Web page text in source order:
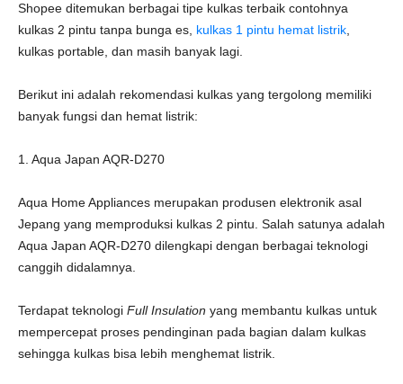
Shopee ditemukan berbagai tipe kulkas terbaik contohnya
kulkas 2 pintu tanpa bunga es, kulkas 1 pintu hemat listrik
kulkas portable, dan masih banyak lagi.
Berikut ini adalah rekomendasi kulkas yang tergolong memiliki
banyak fungsi dan hemat listrik:
1. Aqua Japan AQR-D270
Aqua Home Appliances merupakan produsen elektronik asal
Jepang yang memproduksi kulkas 2 pintu. Salah satunya adalah
Aqua Japan AQR-D270 dilengkapi dengan berbagai teknologi
canggih didalamnya.
Terdapat teknologi Full Insulation yang membantu kulkas untuk
mempercepat proses pendinginan pada bagian dalam kulkas
sehingga kulkas bisa lebih menghemat listrik.